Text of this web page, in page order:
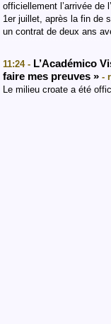
officiellement l’arrivée de
1er juillet, après la fin de
un contrat de deux ans
11:24 - L’Académico
faire mes preuves » -
Le milieu croate a été